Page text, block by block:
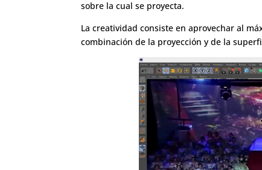
sobre la cual se proyecta.
La creatividad consiste en aprovechar al
combinación de la proyección y de la